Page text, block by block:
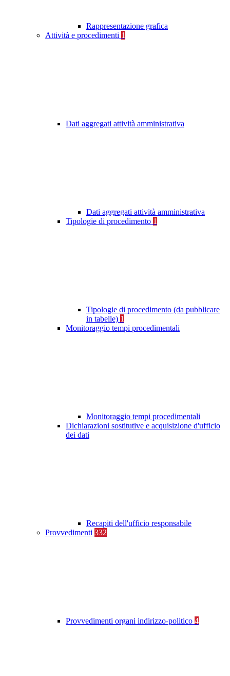
Rappresentazione grafica
Attività e procedimenti 1
Dati aggregati attività amministrativa
Dati aggregati attività amministrativa
Tipologie di procedimento 1
Tipologie di procedimento (da pubblicare
in tabelle) 1
Monitoraggio tempi procedimentali
Monitoraggio tempi procedimentali
Dichiarazioni sostitutive e acquisizione d'ufficio
dei dati
Recapiti dell'ufficio responsabile
Provvedimenti 332
Provvedimenti organi indirizzo-politico 4